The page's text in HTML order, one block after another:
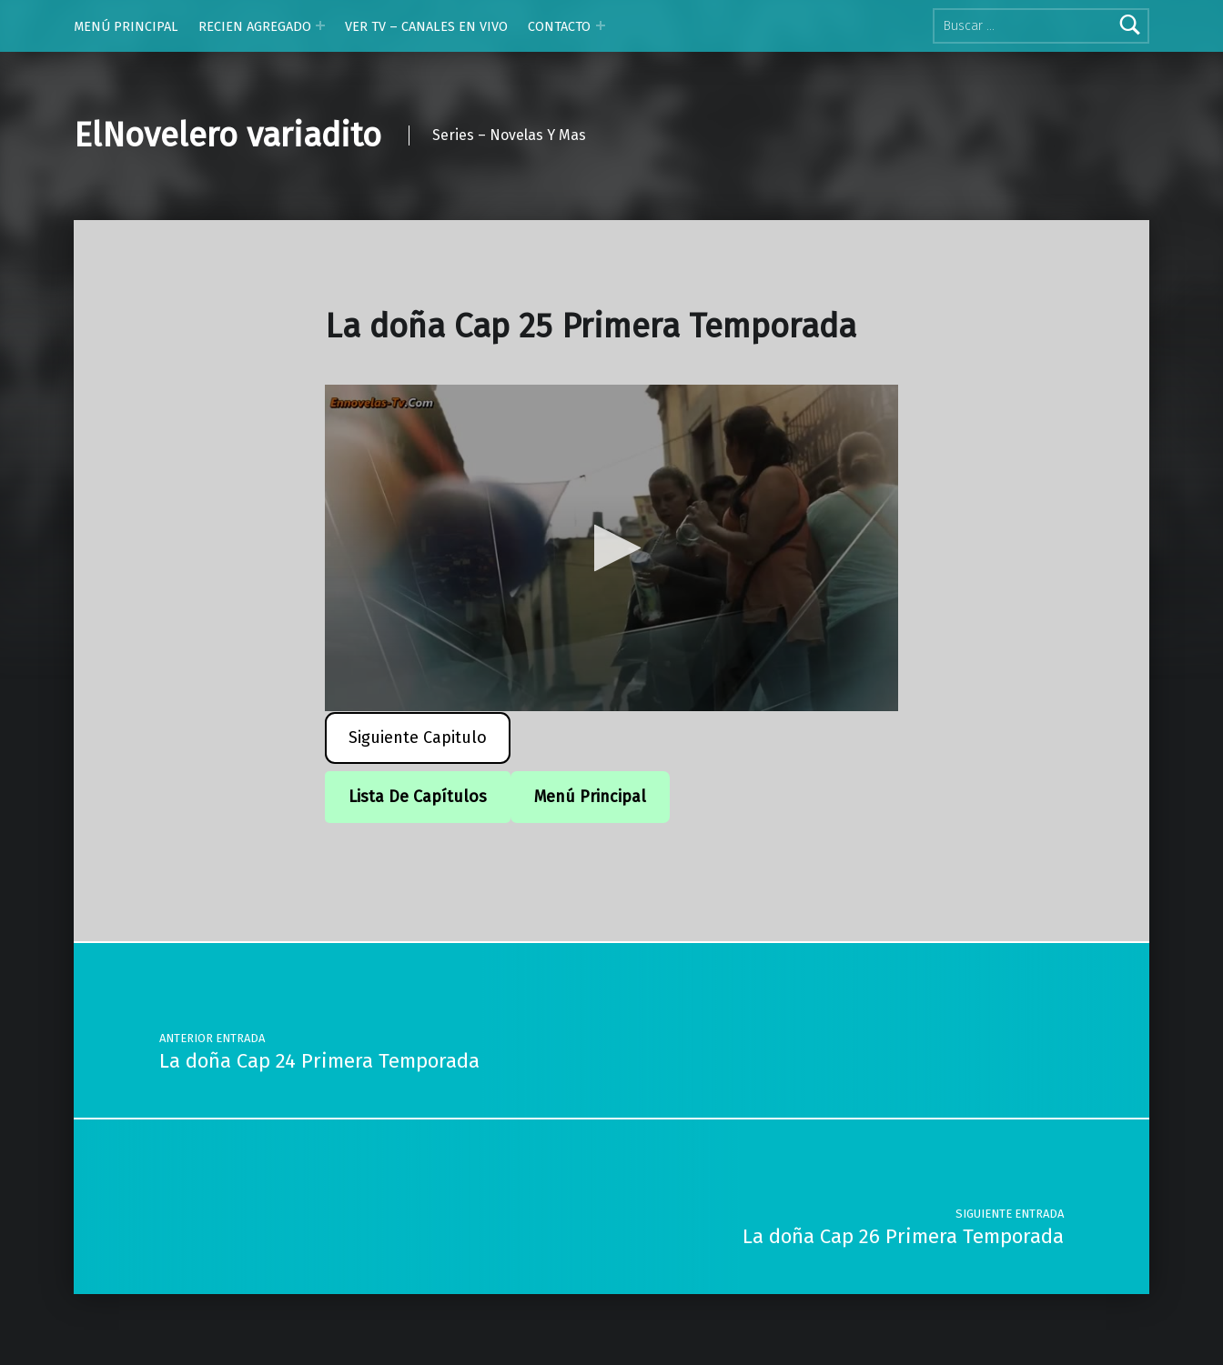
Buscar:
MENÚ PRINCIPAL
RECIEN AGREGADO VER TV – CANALES EN VIVO CONTACTO
ElNovelero variadito Series – Novelas Y Mas
La doña Cap 25 Primera Temporada
Siguiente Capitulo
Lista De Capítulos Menú Principal
Navegación de entradas
ANTERIOR ENTRADA
La doña Cap 24 Primera Temporada
SIGUIENTE ENTRADA
La doña Cap 26 Primera Temporada